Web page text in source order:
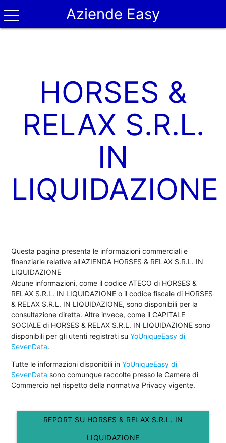
Aziende Easy
HORSES &
RELAX S.R.L.
IN
LIQUIDAZIONE
Questa pagina presenta le informazioni commerciali e
finanziarie relative all'AZIENDA HORSES & RELAX S.R.L. IN
LIQUIDAZIONE
Alcune informazioni, come il codice ATECO di HORSES &
RELAX S.R.L. IN LIQUIDAZIONE o il codice fiscale di HORSES
& RELAX S.R.L. IN LIQUIDAZIONE, sono disponibili per la
consultazione diretta. Altre invece, come il CAPITALE
SOCIALE di HORSES & RELAX S.R.L. IN LIQUIDAZIONE sono
disponibili per gli utenti registrati suYoUniqueEasy di
SevenData.
Tutte le informazioni disponibili inYoUniqueEasy di
SevenData sono comunque raccolte presso le Camere di
Commercio nel rispetto della normativa Privacy vigente.
REPORT SU HORSES & RELAX S.R.L. IN
LIQUIDAZIONE